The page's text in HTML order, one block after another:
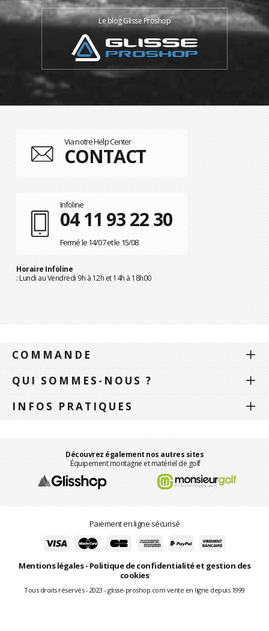
Le blog Glisse Proshop
Via notre Help Center
CONTACT
Infoline
04 11 93 22 30
Fermé le 14/07 et le 15/08
Horaire Infoline
: Lundi au Vendredi 9h à 12h et 14h à 18h00
COMMANDE
QUI SOMMES-NOUS ?
INFOS PRATIQUES
Découvrez également nos autres sites
Équipement montagne et matériel de golf
Paiement en ligne sécurisé
Mentions légales- Politique de confidentialité et gestion des
cookies
Tous droits réservés - 2023 - glisse-proshop.com vente en ligne depuis 1999